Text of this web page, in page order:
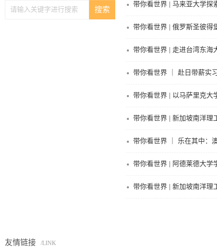
带你看世界 | 马来亚大学探
带你看世界 | 俄罗斯圣彼得
带你看世界 | 走进台湾东海
带你看世界 ｜ 赴日带薪实
带你看世界 | 以马萨里克大
带你看世界 | 新加坡南洋理
带你看世界 ｜ 乐在其中：
带你看世界 | 阿德莱德大学
带你看世界 | 新加坡南洋理
友情链接 /LINK